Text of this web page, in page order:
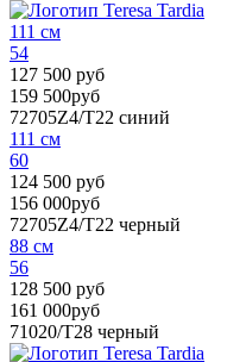
111 см
54
127 500 руб
159 500руб
72705Z4/T22 синий
111 см
60
124 500 руб
156 000руб
72705Z4/T22 черный
88 см
56
128 500 руб
161 000руб
71020/T28 черный